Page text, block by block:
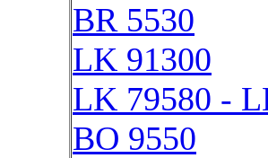
BR 5530
LK 91300
LK 79580 -
BO 9550